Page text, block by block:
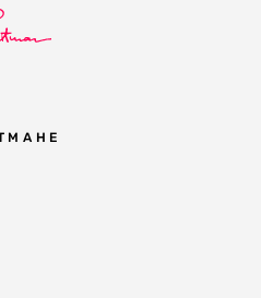
каббалы
сегодня